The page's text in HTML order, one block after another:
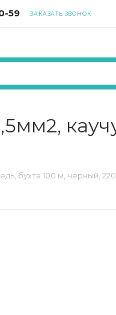
59 ЗАКАЗАТЬ ЗВОНОК
бухта 100 м, черный,